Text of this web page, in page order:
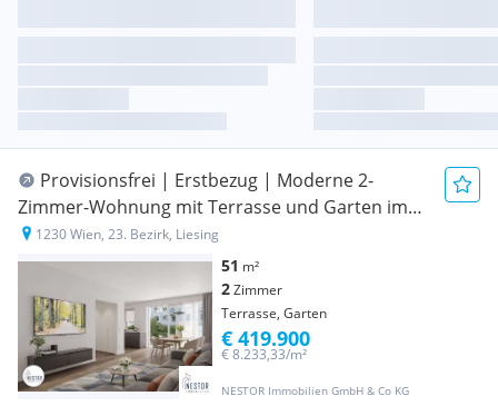
Provisionsfrei | Erstbezug | Moderne 2-
Zimmer-Wohnung mit Terrasse und Garten im
Herzen von Liesing - Schlüsselfertig
1230 Wien, 23. Bezirk, Liesing
51 m²
2Zimmer
Terrasse, Garten
NESTOR Immobilien GmbH & Co KG
€ 8.233,33/m²
€ 419.900